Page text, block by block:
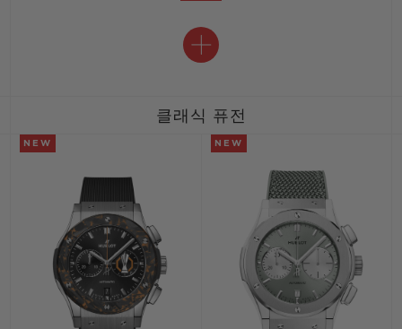
클래식 퓨전
NEW NEW